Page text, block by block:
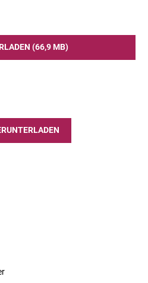
(66,9 MB)